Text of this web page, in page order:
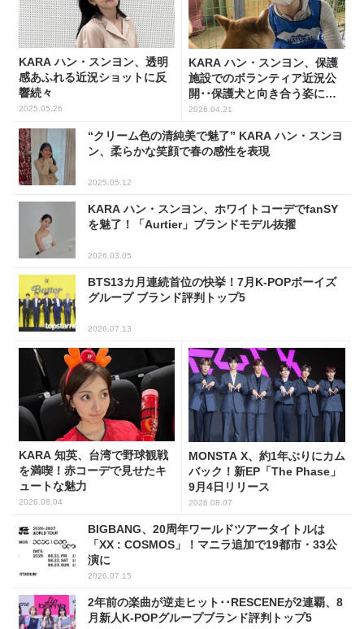
KARA ハン・スンヨン、透明
感あふれる近況ショットに反
響続々
2025.05.26
KARA ハン・スンヨン、保護
施設でのボランティア近況公
開･･保護犬と向き合う姿に反
響
2026.04.21
“クリーム色の清純美で魅了” KARA ハン・スンヨ
ン、柔らかな笑顔で春の感性を表現
2025.05.12
KARA ハン・スンヨン、ホワイトコーデでfanSY
を魅了！「Aurtier」ブランドモデル抜擢
2026.03.05
BTS13カ月連続首位の快挙！7月K-POPボーイズ
グループ ブランド評判トップ5
2026.07.13
KARA 知英、台湾で野球観戦
を満喫！赤コーデで見せたキ
ュートな魅力
2026.08.04
MONSTA X、約1年ぶりにカム
バック！新EP「The Phase」
9月4日リリース
2026.08.07
BIGBANG、20周年ワールドツアータイトルは
「XX : COSMOS」！マニラ追加で19都市・33公
演に
2026.07.15
2年前の楽曲が逆走ヒット･･RESCENEが2連覇、8
月新人K-POPグループブランド評判トップ5